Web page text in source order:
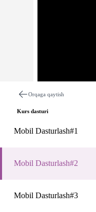
Orqaga qaytish
Kurs dasturi
Mobil Dasturlash#1
Mobil Dasturlash#2
Mobil Dasturlash#3
Mobil Dasturlash#2